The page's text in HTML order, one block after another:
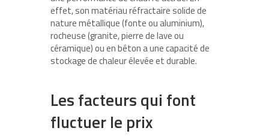
effet, son matériau réfractaire solide de
nature métallique (fonte ou aluminium),
rocheuse (granite, pierre de lave ou
céramique) ou en béton a une capacité de
stockage de chaleur élevée et durable.
Les facteurs qui font
fluctuer le prix